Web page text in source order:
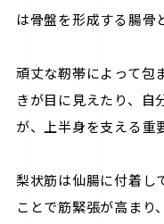
は骨盤を形成する腸骨
頑丈な靭帯によって包
きが目に見えたり、自
が、上半身を支える重
梨状筋は仙腸に付着し
ことで筋緊張が高まり